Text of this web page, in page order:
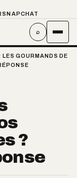
SNAPCHAT
⌕
GOURMANDS DE
?